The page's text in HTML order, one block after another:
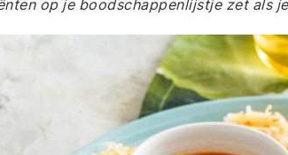
op je boodschappenlijstje zet als